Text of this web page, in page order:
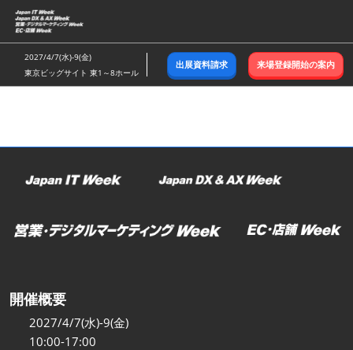
ス
キ
ッ
し
む
2027/4/7(水)-9(金)
東京ビッグサイト 東1～8ホール
出展資料請求 来場登録開始の案内
開催概要
2027/4/7(水)-9(金)
10:00-17:00